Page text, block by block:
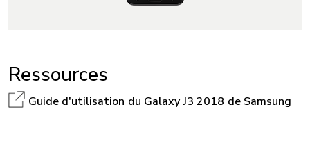
Ressources
Guide d'utilisation du Galaxy J3 2018 de Samsung